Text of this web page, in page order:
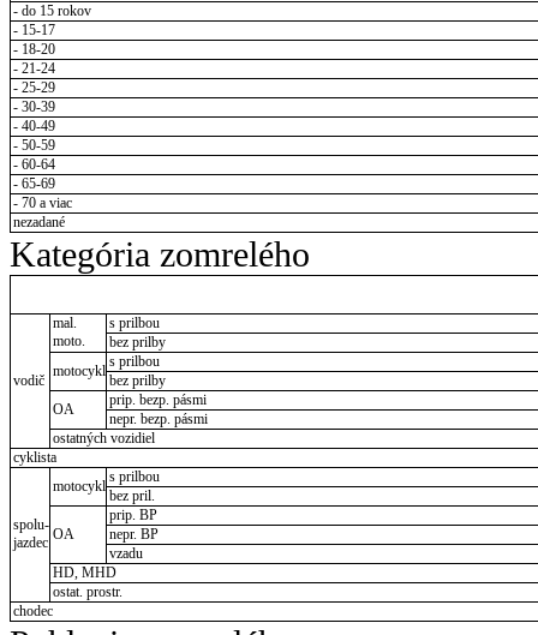
- do 15 rokov
- 15-17
- 18-20
- 21-24
- 25-29
- 30-39
- 40-49
- 50-59
- 60-64
- 65-69
- 70 a viac
nezadané
Kategória zomrelého
vodič
mal.
moto.
s prilbou
bez prilby
motocykl
s prilbou
bez prilby
OA
prip. bezp. pásmi
nepr. bezp. pásmi
ostatných vozidiel
cyklista
spolu-
jazdec
motocykl
s prilbou
bez pril.
OA
prip. BP
nepr. BP
vzadu
HD, MHD
ostat. prostr.
chodec